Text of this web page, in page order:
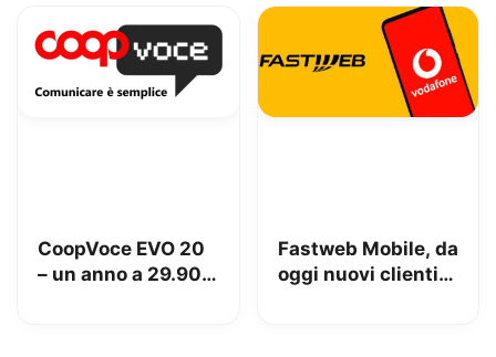
sottoscrizione del
Codice di Condotta
UE per la GenAI
CoopVoce EVO 20
– un anno a 29.90€
Fastweb Mobile, da
oggi nuovi clienti